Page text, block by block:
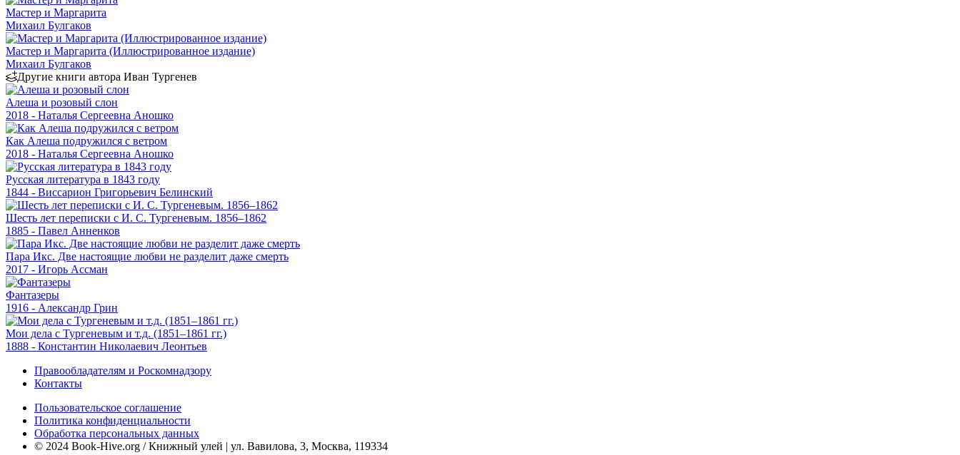
Мастер и Маргарита
Михаил Булгаков
Мастер и Маргарита (Иллюстрированное издание)
Михаил Булгаков
Другие книги автора Иван Тургенев
Алеша и розовый слон
2018 - Наталья Сергеевна Аношко
Как Алеша подружился с ветром
2018 - Наталья Сергеевна Аношко
Русская литература в 1843 году
1844 - Виссарион Григорьевич Белинский
Шесть лет переписки с И. С. Тургеневым. 1856–1862
1885 - Павел Анненков
Пара Икс. Две настоящие любви не разделит даже смерть
2017 - Игорь Ассман
Фантазеры
1916 - Александр Грин
Мои дела с Тургеневым и т.д. (1851–1861 гг.)
1888 - Константин Николаевич Леонтьев
Правообладателям и Роскомнадзору
Контакты
Пользовательское соглашение
Политика конфиденциальности
Обработка персональных данных
© 2024 Book-Hive.org / Книжный улей | ул. Вавилова, 3, Москва, 119334